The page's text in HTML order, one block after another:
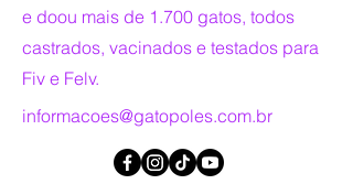
e doou mais de 1.700 gatos, todos
castrados, vacinados e testados para
Fiv e Felv.
informacoes@gatopoles.com.br